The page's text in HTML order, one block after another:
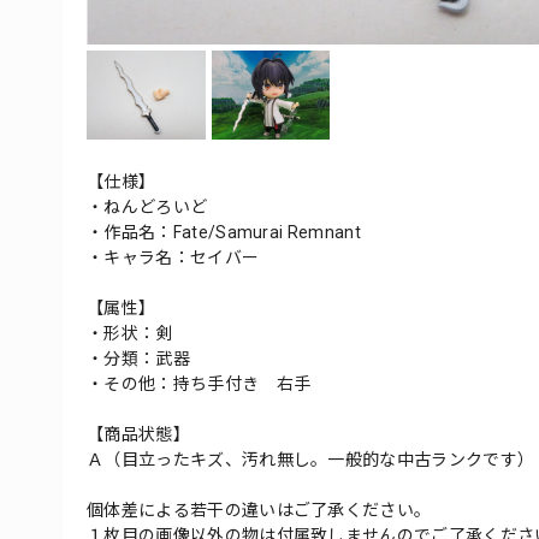
【仕様】
・ねんどろいど
・作品名：Fate/Samurai Remnant
・キャラ名：セイバー
【属性】
・形状：剣
・分類：武器
・その他：持ち手付き 右手
【商品状態】
Ａ（目立ったキズ、汚れ無し。一般的な中古ランクです）
個体差による若干の違いはご了承ください。
１枚目の画像以外の物は付属致しませんのでご了承くださ